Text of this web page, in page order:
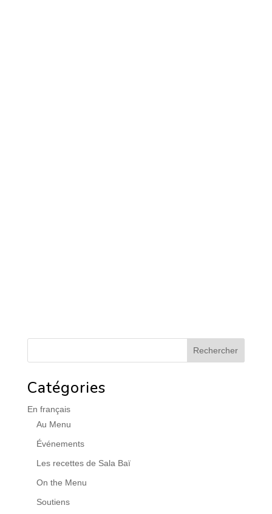
Catégories
En français
Au Menu
Événements
Les recettes de Sala Baï
On the Menu
Soutiens